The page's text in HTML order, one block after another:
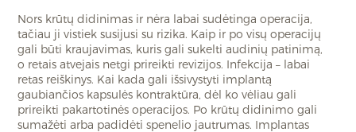
Nors krūtų didinimas ir nėra labai sudėtinga operacija,
tačiau ji vistiek susijusi su rizika. Kaip ir po visų operacijų
gali būti kraujavimas, kuris gali sukelti audinių patinimą,
o retais atvejais netgi prireikti revizijos. Infekcija – labai
retas reiškinys. Kai kada gali išsivystyti implantą
gaubiančios kapsulės kontraktūra, dėl ko vėliau gali
prireikti pakartotinės operacijos. Po krūtų didinimo gali
sumažėti arba padidėti spenelio jautrumas. Implantas